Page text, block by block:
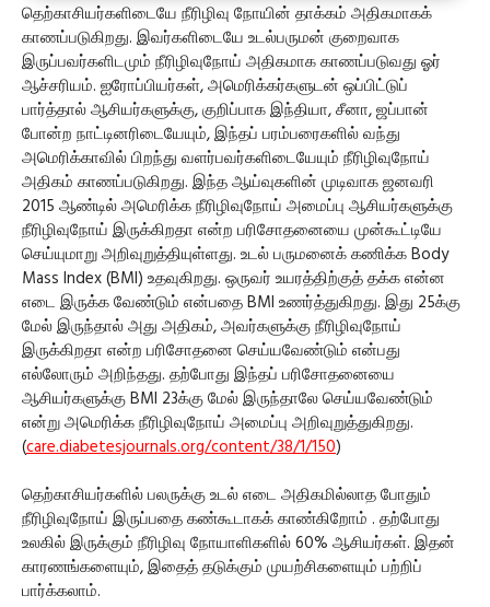
தெற்காசியர்களிடையே நீரிழிவு நோயின் தாக்கம் அதிகமாகக்
காணப்படுகிறது. இவர்களிடையே உடல்பருமன் குறைவாக
இருப்பவர்களிடமும் நீரிழிவுநோய் அதிகமாக காணப்படுவது ஓர்
ஆச்சரியம். ஐரோப்பியர்கள், அமெரிக்கர்களுடன் ஒப்பிட்டுப்
பார்த்தால் ஆசியர்களுக்கு, குறிப்பாக இந்தியா, சீனா, ஜப்பான்
போன்ற நாட்டினரிடையேயும், இந்தப் பரம்பரைகளில் வந்து
அமெரிக்காவில் பிறந்து வளர்பவர்களிடையேயும் நீரிழிவுநோய்
அதிகம் காணப்படுகிறது. இந்த ஆய்வுகளின் முடிவாக ஜனவரி
2015 ஆண்டில் அமெரிக்க நீரிழிவுநோய் அமைப்பு ஆசியர்களுக்கு
நீரிழிவுநோய் இருக்கிறதா என்ற பரிசோதனையை முன்கூட்டியே
செய்யுமாறு அறிவுறுத்தியுள்ளது. உடல் பருமனைக் கணிக்க Body
Mass Index (BMI) உதவுகிறது. ஒருவர் உயரத்திற்குத் தக்க என்ன
எடை இருக்க வேண்டும் என்பதை BMI உணர்த்துகிறது. இது 25க்கு
மேல் இருந்தால் அது அதிகம், அவர்களுக்கு நீரிழிவுநோய்
இருக்கிறதா என்ற பரிசோதனை செய்யவேண்டும் என்பது
எல்லோரும் அறிந்தது. தற்போது இந்தப் பரிசோதனையை
ஆசியர்களுக்கு BMI 23க்கு மேல் இருந்தாலே செய்யவேண்டும்
என்று அமெரிக்க நீரிழிவுநோய் அமைப்பு அறிவுறுத்துகிறது.
(care.diabetesjournals.org/content/38/1/150)
தெற்காசியர்களில் பலருக்கு உடல் எடை அதிகமில்லாத போதும்
நீரிழிவுநோய் இருப்பதை கண்கூடாகக் காண்கிறோம் . தற்போது
உலகில் இருக்கும் நீரிழிவு நோயாளிகளில் 60% ஆசியர்கள். இதன்
காரணங்களையும், இதைத் தடுக்கும் முயற்சிகளையும் பற்றிப்
பார்க்கலாம்.